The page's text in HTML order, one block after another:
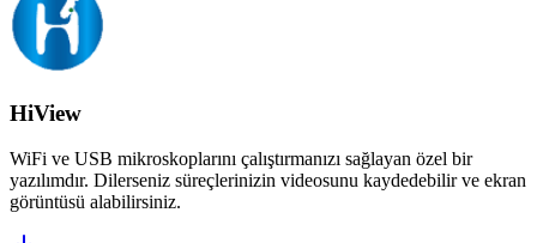
HiView
WiFi ve USB mikroskoplarını çalıştırmanızı sağlayan özel bir
yazılımdır. Dilerseniz süreçlerinizin videosunu kaydedebilir ve ekran
görüntüsü alabilirsiniz.